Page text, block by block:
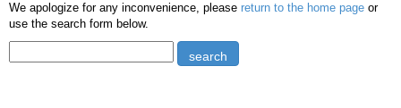
We apologize for any inconvenience, please return to the home page or
use the search form below.